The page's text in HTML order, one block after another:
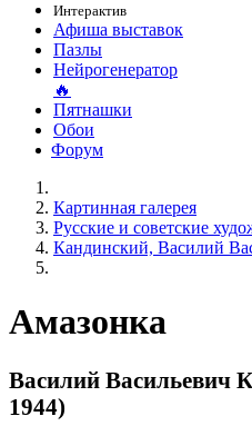
Интерактив
Афиша выставок
Пазлы
Нейрогенератор
🔥
Пятнашки
Обои
Форум
Картинная галерея
Русские и советские
Кандинский, Василий
Амазонка
Василий Васильевич
1944)